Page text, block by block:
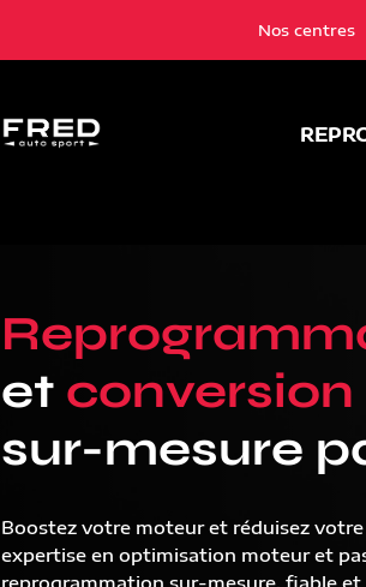
Nos centres
et
sur-mesure
Boostez votre moteur et réduisez
expertise en optimisation moteur et
reprogrammation sur-mesure, fiable et